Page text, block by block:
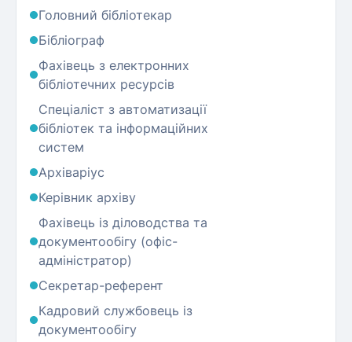
Головний бібліотекар
Бібліограф
Фахівець з електронних
бібліотечних ресурсів
Спеціаліст з автоматизації
бібліотек та інформаційних
систем
Архіваріус
Керівник архіву
Фахівець із діловодства та
документообігу (офіс-
адміністратор)
Секретар-референт
Кадровий службовець із
документообігу